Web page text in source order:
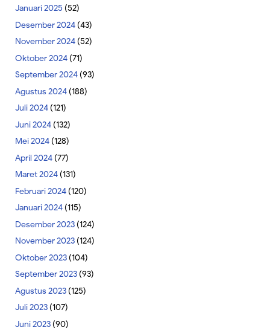
Januari 2025 (52)
Desember 2024(43)
November 2024(52)
Oktober 2024(71)
September 2024(93)
Agustus 2024(188)
Juli 2024(121)
Juni 2024(132)
Mei 2024(128)
April 2024(77)
Maret 2024(131)
Februari 2024(120)
Januari 2024(115)
Desember 2023(124)
November 2023(124)
Oktober 2023(104)
September 2023(93)
Agustus 2023(125)
Juli 2023(107)
Juni 2023(90)